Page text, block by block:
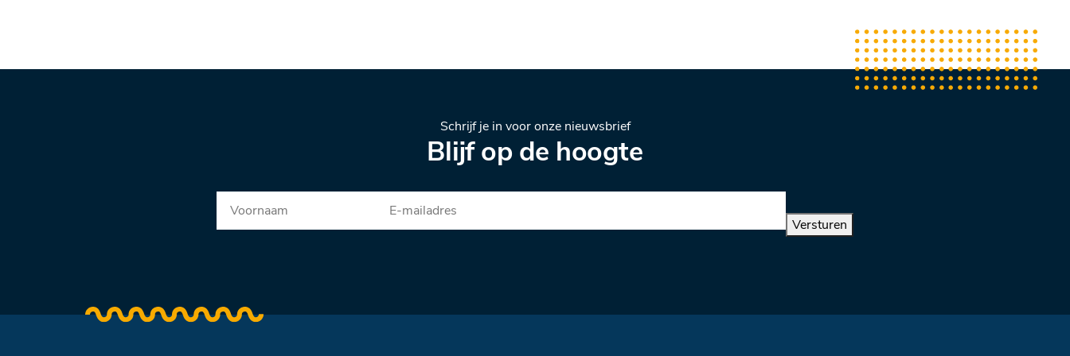
Schrijf je in voor onze nieuwsbrief
Blijf op de hoogte
Versturen